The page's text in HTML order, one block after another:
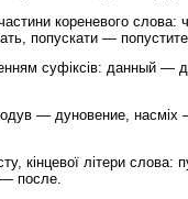
кореневого
попускати —
суфіксів: данный —
— дуновение,
кінцевої літери
после.